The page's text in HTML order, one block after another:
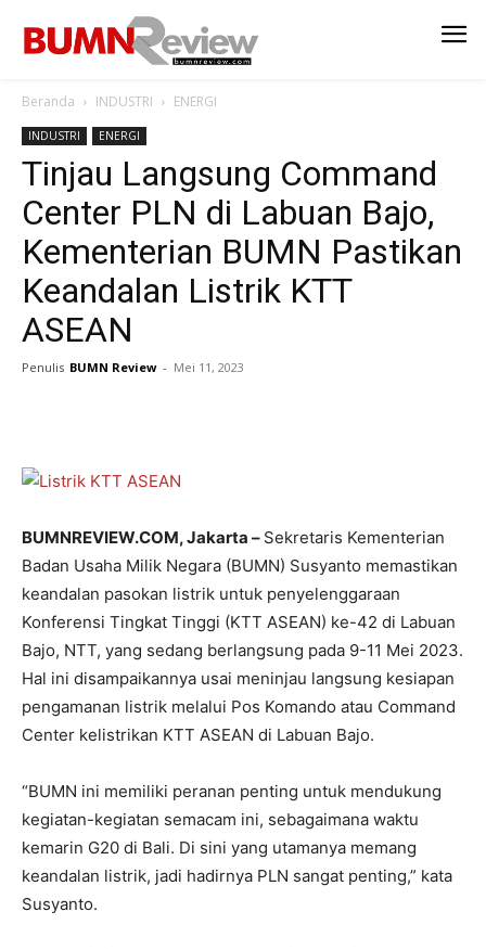
Beranda INDUSTRI ENERGI
INDUSTRI ENERGI
Tinjau Langsung Command
Center PLN di Labuan Bajo,
Kementerian BUMN Pastikan
Keandalan Listrik KTT
ASEAN
Penulis BUMN Review - Mei 11, 2023
BUMNREVIEW.COM, Jakarta – Sekretaris Kementerian
Badan Usaha Milik Negara (BUMN) Susyanto memastikan
keandalan pasokan listrik untuk penyelenggaraan
Konferensi Tingkat Tinggi (KTT ASEAN) ke-42 di Labuan
Bajo, NTT, yang sedang berlangsung pada 9-11 Mei 2023.
Hal ini disampaikannya usai meninjau langsung kesiapan
pengamanan listrik melalui Pos Komando atau Command
Center kelistrikan KTT ASEAN di Labuan Bajo.
“BUMN ini memiliki peranan penting untuk mendukung
kegiatan-kegiatan semacam ini, sebagaimana waktu
kemarin G20 di Bali. Di sini yang utamanya memang
keandalan listrik, jadi hadirnya PLN sangat penting,” kata
Susyanto.